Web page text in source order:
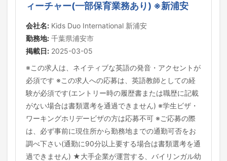
ィーチャー(一部保育業務あり) ※新浦安
会社名: Kids Duo International 新浦安
勤務地: 千葉県浦安市
掲載日: 2025-03-05
※この求人は、ネイティブな英語の発音・アクセントが
必須です ※この求人への応募は、英語教師としての経
験が必須です(エントリー時の履歴書または職歴に記載
がない場合は書類選考を通過できません) ※学生ビザ・
ワーキングホリデービザの方は応募不可 ※ご応募の際
は、必ず事前に現住所から勤務地までの通勤可否をお
調べ下さい(通勤に90分以上要する場合は書類選考を通
過できません) ★大手企業が運営する、バイリンガル幼